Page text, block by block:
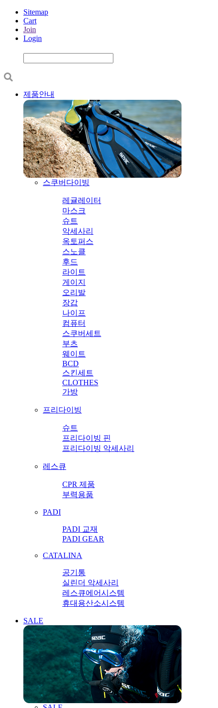
Sitemap
Cart
Join
Login
제품안내
스쿠버다이빙
레귤레이터
마스크
슈트
악세사리
옥토퍼스
스노클
후드
라이트
게이지
오리발
장갑
나이프
컴퓨터
스쿠버세트
부츠
웨이트
BCD
스킨세트
CLOTHES
가방
프리다이빙
슈트
프리다이빙 핀
프리다이빙 악세사리
레스큐
CPR 제품
부력용품
PADI
PADI 교재
PADI GEAR
CATALINA
공기통
실린더 악세사리
레스큐에어시스템
휴대용산소시스템
SALE